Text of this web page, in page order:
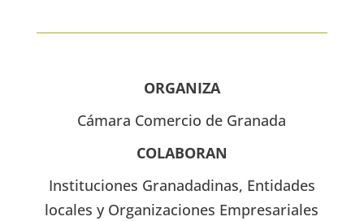
ORGANIZA
Cámara Comercio de Granada
COLABORAN
Instituciones Granadadinas, Entidades
locales y Organizaciones Empresariales